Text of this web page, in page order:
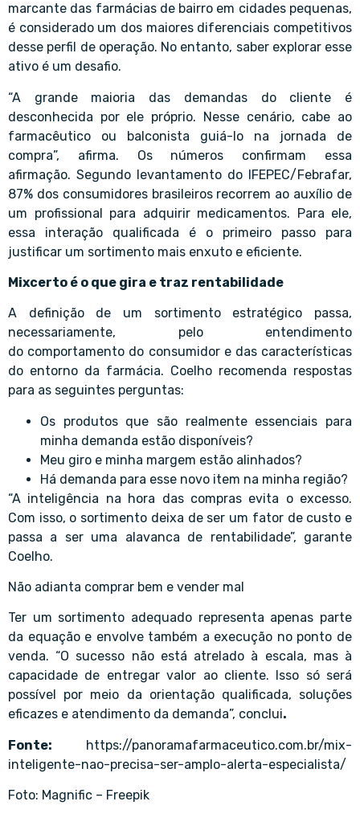
marcante das farmácias de bairro em cidades pequenas,
é considerado um dos maiores diferenciais competitivos
desse perfil de operação. No entanto, saber explorar esse
ativo é um desafio.
“A grande maioria das demandas do cliente é
desconhecida por ele próprio. Nesse cenário, cabe ao
farmacêutico ou balconista guiá-lo na jornada de
compra”, afirma. Os números confirmam essa
afirmação. Segundo levantamento do IFEPEC/Febrafar,
87% dos consumidores brasileiros recorrem ao auxílio de
um profissional para adquirir medicamentos. Para ele,
essa interação qualificada é o primeiro passo para
justificar um sortimento mais enxuto e eficiente.
Mixcerto é o que gira e traz rentabilidade
A definição de um sortimento estratégico passa,
necessariamente, pelo entendimento
do comportamento do consumidor e das características
do entorno da farmácia. Coelho recomenda respostas
para as seguintes perguntas:
Os produtos que são realmente essenciais para
minha demanda estão disponíveis?
Meu giro e minha margem estão alinhados?
Há demanda para esse novo item na minha região?
“A inteligência na hora das compras evita o excesso.
Com isso, o sortimento deixa de ser um fator de custo e
passa a ser uma alavanca de rentabilidade”, garante
Coelho.
Não adianta comprar bem e vender mal
Ter um sortimento adequado representa apenas parte
da equação e envolve também a execução no ponto de
venda. “O sucesso não está atrelado à escala, mas à
capacidade de entregar valor ao cliente. Isso só será
possível por meio da orientação qualificada, soluções
eficazes e atendimento da demanda”, conclui.
Fonte:
https://panoramafarmaceutico.com.br/mix-
inteligente-nao-precisa-ser-amplo-alerta-especialista/
Foto: Magnific – Freepik